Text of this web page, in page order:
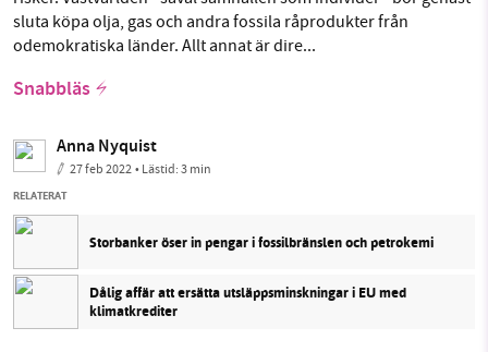
sluta köpa olja, gas och andra fossila råprodukter från
odemokratiska länder. Allt annat är dire...
Snabbläs
Anna Nyquist
27 feb 2022• Lästid:3 min
RELATERAT
Storbanker öser in pengar i fossilbränslen och petrokemi
Dålig affär att ersätta utsläppsminskningar i EU med
klimatkrediter